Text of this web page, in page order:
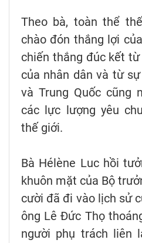
Theo bà, toàn thể
chào đón thắng lợi
chiến thắng đúc kết
của nhân dân và từ
và Trung Quốc cũng
các lực lượng yêu
thế giới.
Bà Hélène Luc hồi
khuôn mặt của Bộ
cười đã đi vào lịch sử
ông Lê Đức Thọ
người phụ trách liên